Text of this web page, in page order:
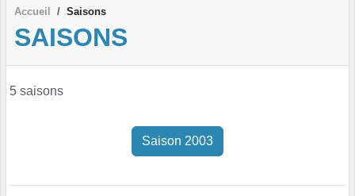
Accueil Saisons
SAISONS
5 saisons
Saison 2003